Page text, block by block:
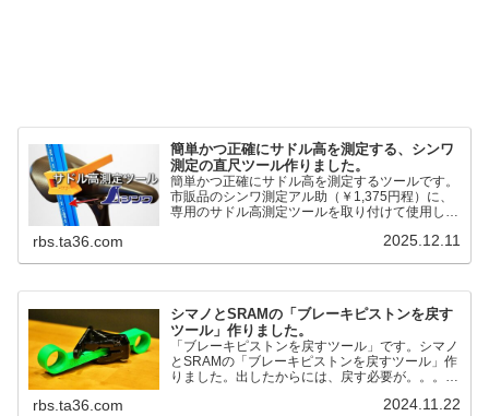
簡単かつ正確にサドル高を測定する、シンワ
測定の直尺ツール作りました。
簡単かつ正確にサドル高を測定するツールです。
市販品のシンワ測定アル助（￥1,375円程）に、
専用のサドル高測定ツールを取り付けて使用しま
るようになりました。シンワ測定(Shinwa
Sokutei)￥1,375Amazon.c...
rbs.ta36.com 2025.12.11
シマノとSRAMの「ブレーキピストンを戻す
ツール」作りました。
「ブレーキピストンを戻すツール」です。シマノ
とSRAMの「ブレーキピストンを戻すツール」作
りました。出したからには、戻す必要が。。。で
だと。。。▶「ブレーキピストンを戻すツール」
rbs.ta36.com 2024.11.22